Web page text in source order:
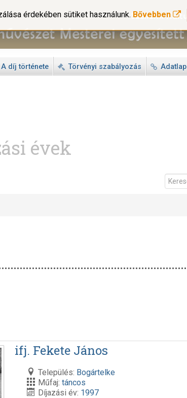
A díj története Törvényi szabályozás Adatlap
érdekében sütiket használunk. Bővebben
évek
ifj. Fekete János
Település: Bogártelke
Műfaj:táncos
Díjazási év: 1997